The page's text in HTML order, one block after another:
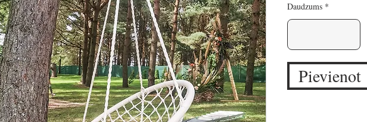
Pievienot
Daudzums